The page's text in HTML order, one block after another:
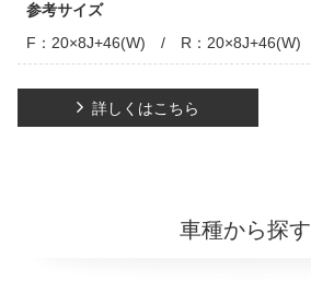
参考サイズ
F：20×8J+46(W) / R：20×8J+46(W)
詳しくはこちら
車種から探す